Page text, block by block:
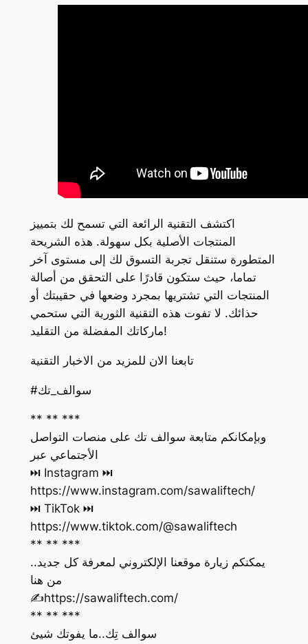
اكتشف التقنية الرائعة التي تسمح لك بتمييز
المنتجات الأصلية بكل سهولة. هذه الشريحة
المتطورة ستنقل تجربة التسوق لك إلى مستوى آخر
تماما، حيث ستكون قادرًا على التحقق من أصالة
المنتجات التي تشتريها بمجرد وضعها في حقيبتك أو
حذائك. لا تفوت هذه التقنية الثورية التي ستحمي
ماركاتك المفضلة من التقليد!
تابعنا الان للمزيد من الاخبار التقنية
#سوالف_تك
** ** ***
وبإمكانكم متابعة سوالف تك على منصات التواصل
الأجتماعي عبر
https://www.instagram.com/sawaliftech/
https://www.tiktok.com/@sawaliftech
** ** ***
يمكنكم زيارة موقعنا الإلكتروني لمعرفة كل جديد..
من هنا
‏✍️https://sawaliftech.com/
** ** ***
سوالف تِك..ما يفوتك شيئ